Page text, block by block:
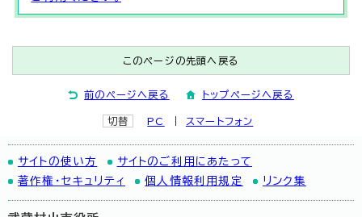
このページの先頭へ戻る
前のページへ戻る トップページへ戻る
切替 PC スマートフォン
サイトの使い方
サイトのご利用にあたって
著作権・セキュリティ
個人情報利用規定 リンク集